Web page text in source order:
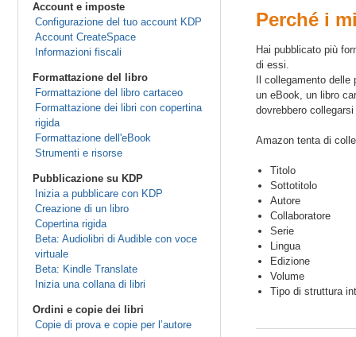
Account e imposte
Configurazione del tuo account KDP
Account CreateSpace
Informazioni fiscali
Formattazione del libro
Formattazione del libro cartaceo
Formattazione dei libri con copertina
rigida
Formattazione dell'eBook
Strumenti e risorse
Pubblicazione su KDP
Inizia a pubblicare con KDP
Creazione di un libro
Copertina rigida
Beta: Audiolibri di Audible con voce
virtuale
Beta: Kindle Translate
Inizia una collana di libri
Ordini e copie dei libri
Copie di prova e copie per l’autore
Perché i
Hai pubblicato più
di essi.
Il collegamento
un eBook, un libro
dovrebbero
Amazon tenta di
Titolo
Sottotitolo
Autore
Collaboratore
Serie
Lingua
Edizione
Volume
Tipo di struttura